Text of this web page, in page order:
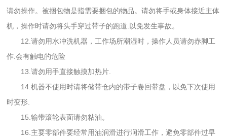
请勿操作。被捆包物是指需要捆包的物品。请勿将手或身体接近主体
机，操作时请勿将头手穿过带子的跑道.以免发生事故。
12.请勿用水冲洗机器，工作场所潮湿时，操作人员请勿赤脚工
作.会有触电的危险
13.请勿用手直接触摸加热片.
14.机器不使用时请将储带仓内的带子卷回带盘，以免下次使用
时变形.
15.输带滚轮表面请勿粘油。
16.主要零部件要经常用油润滑进行润滑工作，避免零部件过早